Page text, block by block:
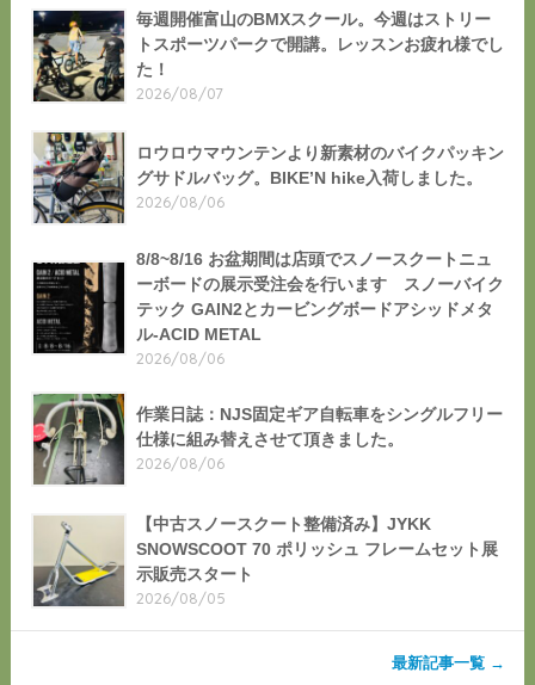
毎週開催富山のBMXスクール。今週はストリー
トスポーツパークで開講。レッスンお疲れ様でし
た！
2026/08/07
ロウロウマウンテンより新素材のバイクパッキン
グサドルバッグ。BIKE’N hike入荷しました。
2026/08/06
8/8~8/16 お盆期間は店頭でスノースクートニュ
ーボードの展示受注会を行います スノーバイク
テック GAIN2とカービングボードアシッドメタ
ル-ACID METAL
2026/08/06
作業日誌：NJS固定ギア自転車をシングルフリー
仕様に組み替えさせて頂きました。
2026/08/06
【中古スノースクート整備済み】JYKK
SNOWSCOOT 70 ポリッシュ フレームセット展
示販売スタート
2026/08/05
最新記事一覧 →